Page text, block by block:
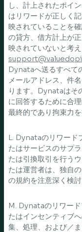
し、計上されたポイ
はリワードが正しく
映されていることを
の貸方、借方計上が
映されていないと考
Dynataへ送るすべて
メールアドレス、件
ります。Dynataはそ
に回答するために合
最終的であり拘束力を
L. Dynataのリワード
たはサービスのサプ
たは引換取引を行う
たは運営者は、独自
の規約を注意深く検討
M. Dynataのリワー
たはインセンティブ
集、処理、および／